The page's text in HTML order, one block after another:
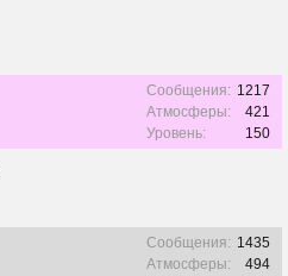
Сообщения: 1217
Атмосферы:
421
Уровень:
150
Сообщения: 1435
Атмосферы:
494